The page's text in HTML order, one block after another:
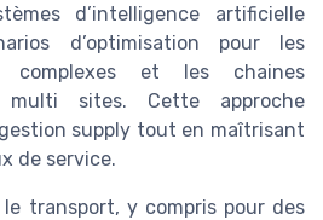
d’intelligence artificielle
d’optimisation pour les
complexes et les chaines
multi sites. Cette approche
supply tout en maîtrisant
de service.
transport, y compris pour des